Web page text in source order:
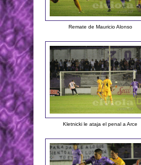
Remate de Mauricio Alonso
Kletnicki le ataja el penal a Arce